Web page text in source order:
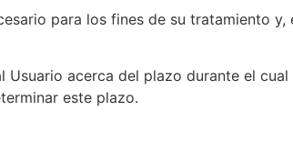
para los fines de su tratamiento
acerca del plazo durante el
este plazo.